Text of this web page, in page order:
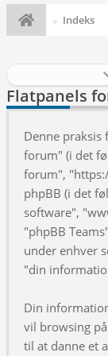
Indeks
Flatpanels
Denne
forum" (i det
forum",
phpBB (i det
software",
"phpBB
under enhver
"din
Din
vil browsing
til at danne et